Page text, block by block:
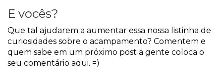
E vocês?
Que tal ajudarem a aumentar essa nossa listinha de
curiosidades sobre o acampamento? Comentem e
quem sabe em um próximo post a gente coloca o
seu comentário aqui. =)